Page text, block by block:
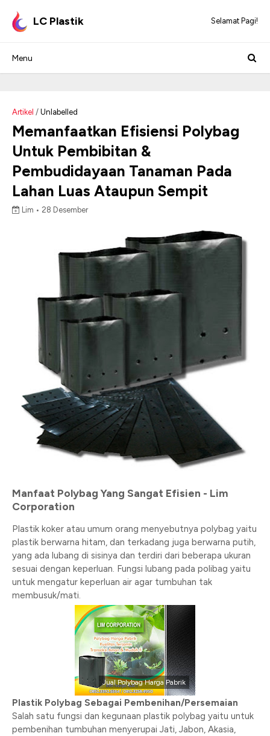
LC Plastik Selamat Pagi!
Artikel / Unlabelled
Memanfaatkan Efisiensi Polybag
Untuk Pembibitan &
Pembudidayaan Tanaman Pada
Lahan Luas Ataupun Sempit
Lim • 28 Desember
Manfaat Polybag Yang Sangat Efisien - Lim
Corporation
Plastik koker atau umum orang menyebutnya polybag yaitu
plastik berwarna hitam, dan terkadang juga berwarna putih,
yang ada lubang di sisinya dan terdiri dari beberapa ukuran
sesuai dengan keperluan. Fungsi lubang pada polibag yaitu
untuk mengatur keperluan air agar tumbuhan tak
membusuk/mati.
Jual Polybag Harga Pabrik
Plastik Polybag Sebagai Pembenihan/Persemaian
Salah satu fungsi dan kegunaan plastik polybag yaitu untuk
pembenihan tumbuhan menyerupai Jati, Jabon, Akasia,